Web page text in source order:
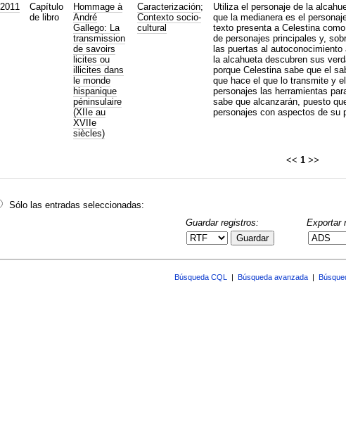
2011
Capítulo
de libro
Hommage à
André
Gallego: La
transmission
de savoirs
licites ou
illicites dans
le monde
hispanique
péninsulaire
(XIIe au
XVIIe
siècles)
Caracterización;
Contexto socio-
cultural
Utiliza el personaje de la
que la medianera es el
texto presenta a Celestina
de personajes principales y,
las puertas al
la alcahueta descubren sus
porque Celestina sabe que el
que hace el que lo transmite y
personajes las herramientas
sabe que alcanzarán, puesto
personajes con aspectos de su
<< 1 >>
Sólo las entradas seleccionadas:
Guardar registros:
Guardar
Exportar
Búsqueda CQL Búsqueda avanzada